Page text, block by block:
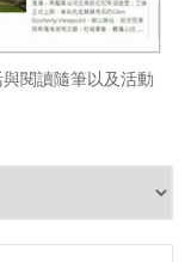
閱讀隨筆以及活動